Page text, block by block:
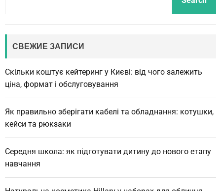
a
СВЕЖИЕ ЗАПИСИ
Скільки коштує кейтеринг у Києві: від чого залежить
ціна, формат і обслуговування
Як правильно зберігати кабелі та обладнання: котушки,
кейси та рюкзаки
Середня школа: як підготувати дитину до нового етапу
навчання